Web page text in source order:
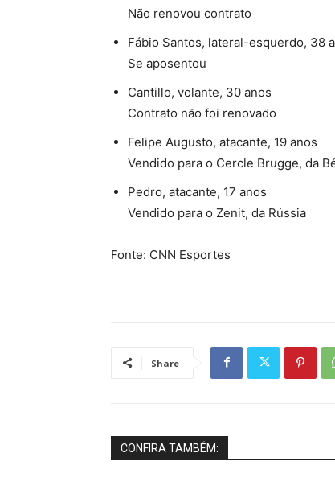
Não renovou contrato
Fábio Santos, lateral-esquerdo, 38
Se aposentou
Cantillo, volante, 30 anos
Contrato não foi renovado
Felipe Augusto, atacante, 19 anos
Vendido para o Cercle Brugge, da
Pedro, atacante, 17 anos
Vendido para o Zenit, da Rússia
Fonte: CNN Esportes
Share
CONFIRA TAMBÉM: